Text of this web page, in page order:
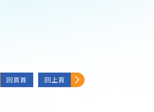
回頁首 回上頁